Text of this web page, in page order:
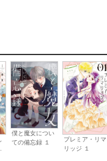
僕と魔女につい
ての備忘録 １
プレミア・リマ
リッジ １